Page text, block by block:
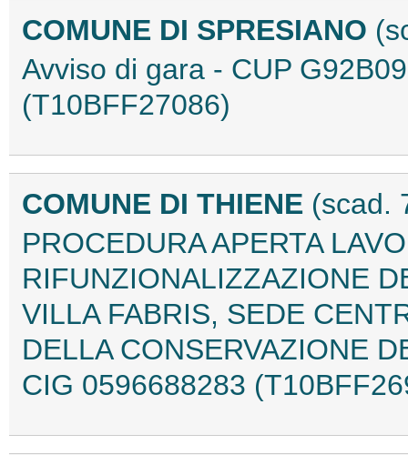
COMUNE DI SPRESIANO
Avviso di gara - CUP
(T10BFF27086)
COMUNE DI THIENE (scad.
PROCEDURA APERTA
RIFUNZIONALIZZAZIONE
VILLA FABRIS, SEDE
DELLA CONSERVAZIONE
CIG 0596688283